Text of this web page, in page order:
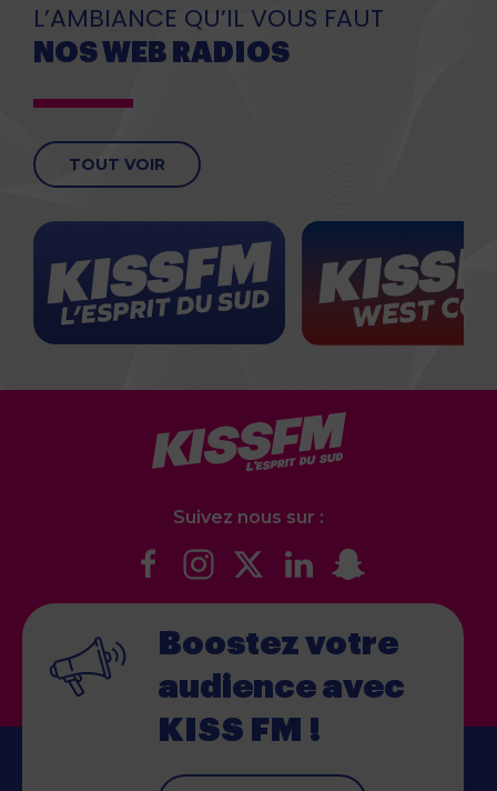
L’AMBIANCE QU’IL VOUS FAUT
NOS WEB RADIOS
TOUT VOIR
Suivez nous sur :
Boostez votre
audience avec
KISS FM !